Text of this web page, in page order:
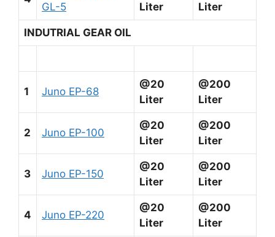
GL-5
Liter
Liter
INDUTRIAL GEAR OIL
1 Juno EP-68
@20
Liter
@200
Liter
2 Juno EP-100
@20
Liter
@200
Liter
3 Juno EP-150
@20
Liter
@200
Liter
4 Juno EP-220
@20
Liter
@200
Liter